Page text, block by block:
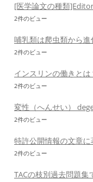
[医学論文の種類
2件のビュー
哺乳類は爬虫類から
2件のビュー
インスリンの働きとは
2件のビュー
変性（へんせい）
2件のビュー
特許公開情報の文章に
2件のビュー
TACの枝別過去問題集